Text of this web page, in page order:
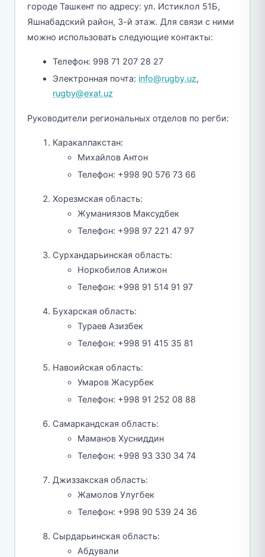
городе Ташкент по адресу: ул. Истиклол 51Б,
Яшнабадский район, 3-й этаж. Для связи с ними
можно использовать следующие контакты:
Телефон: 998 71 207 28 27
Электронная почта: info@rugby.uz,
rugby@exat.uz
Руководители региональных отделов по регби:
Каракалпакстан:
Михайлов Антон
Телефон: +998 90 576 73 66
Хорезмская область:
Жуманиязов Максудбек
Телефон: +998 97 221 47 97
Сурхандарьинская область:
Норкобилов Алижон
Телефон: +998 91 514 91 97
Бухарская область:
Тураев Азизбек
Телефон: +998 91 415 35 81
Навоийская область:
Умаров Жасурбек
Телефон: +998 91 252 08 88
Самаркандская область:
Маманов Хусниддин
Телефон: +998 93 330 34 74
Джиззакская область:
Жамолов Улугбек
Телефон: +998 90 539 24 36
Сырдарьинская область:
Абдували